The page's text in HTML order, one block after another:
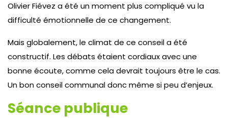
Olivier Fiévez a été un moment plus compliqué vu la
difficulté émotionnelle de ce changement.
Mais globalement, le climat de ce conseil a été
constructif. Les débats étaient cordiaux avec une
bonne écoute, comme cela devrait toujours être le cas.
Un bon conseil communal donc même si peu d’enjeux.
Séance publique